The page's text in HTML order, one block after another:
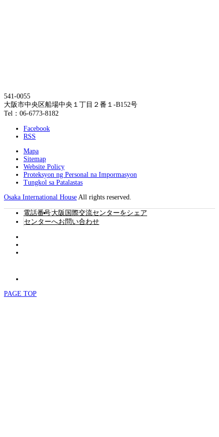
541-0055
大阪市中央区船場中央１丁目２番１-B152号
Tel：06-6773-8182
Facebook
RSS
Mapa
Sitemap
Website Policy
Proteksyon ng Personal na Impormasyon
Tungkol sa Patalastas
Osaka International House All rights reserved.
電話番号大阪国際交流センターをシェア
センターへお問い合わせ
PAGE TOP